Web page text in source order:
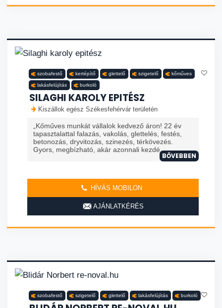
szobafestő kertépítő glettelő szigetelő kőműves
lakásfelújítás burkoló
SILAGHI KAROLY EPITÉSZ
Kiszállok egész Székesfehérvár területén
„Kőműves munkát vállalok kedvező áron! 22 év
tapasztalattal falazás, vakolás, glettelés, festés,
betonozás, dryvitozás, szinezés, térkövezés.
Gyors, megbízható, akár azonnali kezdé
BŐVEBBEN
HÍVÁS MOBILON
AJÁNLATKÉRÉS
szobafestő szigetelő glettelő lakásfelújítás burkoló